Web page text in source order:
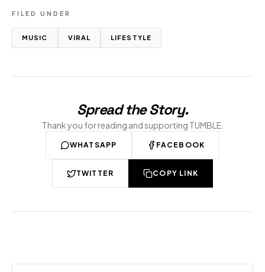
FILED UNDER
MUSIC VIRAL LIFESTYLE
Spread the Story.
Thank you for reading and supporting TUMBLE.
WHATSAPP FACEBOOK
TWITTER COPY LINK